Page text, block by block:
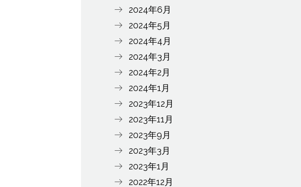
2024年6月
2024年5月
2024年4月
2024年3月
2024年2月
2024年1月
2023年12月
2023年11月
2023年9月
2023年3月
2023年1月
2022年12月